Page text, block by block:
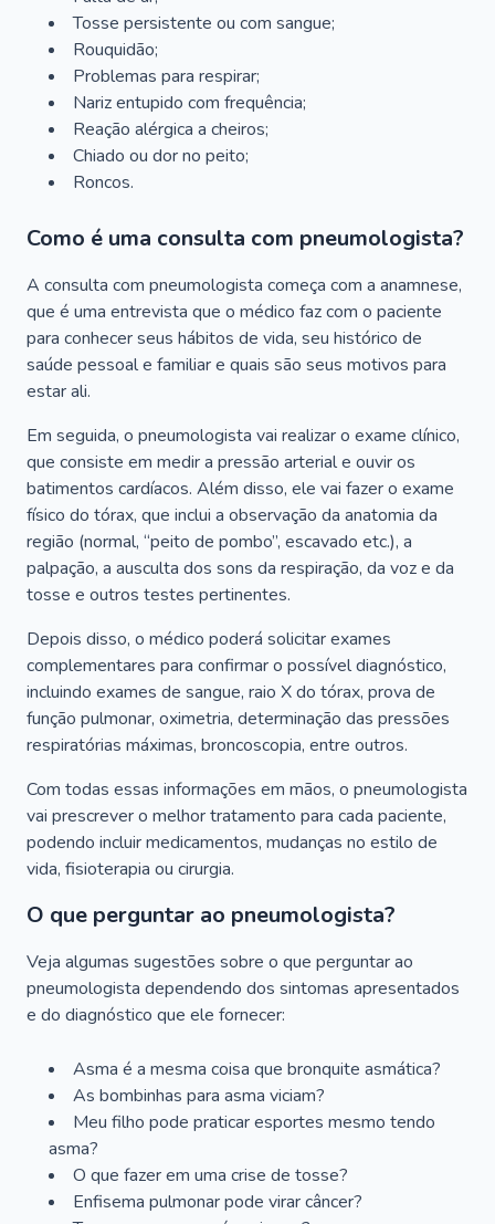
Tosse persistente ou com sangue;
Rouquidão;
Problemas para respirar;
Nariz entupido com frequência;
Reação alérgica a cheiros;
Chiado ou dor no peito;
Roncos.
Como é uma consulta com pneumologista?
A consulta com pneumologista começa com a anamnese,
que é uma entrevista que o médico faz com o paciente
para conhecer seus hábitos de vida, seu histórico de
saúde pessoal e familiar e quais são seus motivos para
estar ali.
Em seguida, o pneumologista vai realizar o exame clínico,
que consiste em medir a pressão arterial e ouvir os
batimentos cardíacos. Além disso, ele vai fazer o exame
físico do tórax, que inclui a observação da anatomia da
região (normal, “peito de pombo”, escavado etc.), a
palpação, a ausculta dos sons da respiração, da voz e da
tosse e outros testes pertinentes.
Depois disso, o médico poderá solicitar exames
complementares para confirmar o possível diagnóstico,
incluindo exames de sangue, raio X do tórax, prova de
função pulmonar, oximetria, determinação das pressões
respiratórias máximas, broncoscopia, entre outros.
Com todas essas informações em mãos, o pneumologista
vai prescrever o melhor tratamento para cada paciente,
podendo incluir medicamentos, mudanças no estilo de
vida, fisioterapia ou cirurgia.
O que perguntar ao pneumologista?
Veja algumas sugestões sobre o que perguntar ao
pneumologista dependendo dos sintomas apresentados
e do diagnóstico que ele fornecer:
Asma é a mesma coisa que bronquite asmática?
As bombinhas para asma viciam?
Meu filho pode praticar esportes mesmo tendo
asma?
O que fazer em uma crise de tosse?
Enfisema pulmonar pode virar câncer?